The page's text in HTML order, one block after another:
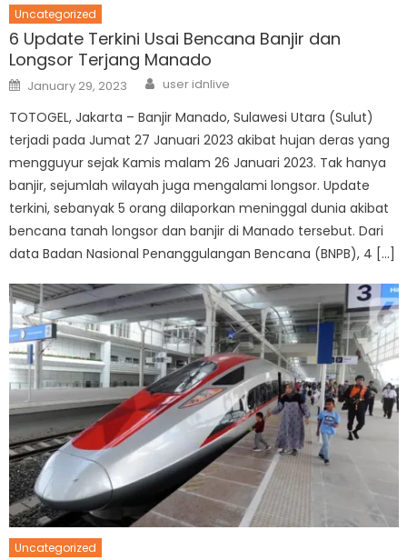
Uncategorized
6 Update Terkini Usai Bencana Banjir dan
Longsor Terjang Manado
Posted
on
January 29, 2023 Author
user idnlive
TOTOGEL, Jakarta – Banjir Manado, Sulawesi Utara (Sulut)
terjadi pada Jumat 27 Januari 2023 akibat hujan deras yang
mengguyur sejak Kamis malam 26 Januari 2023. Tak hanya
banjir, sejumlah wilayah juga mengalami longsor. Update
terkini, sebanyak 5 orang dilaporkan meninggal dunia akibat
bencana tanah longsor dan banjir di Manado tersebut. Dari
data Badan Nasional Penanggulangan Bencana (BNPB), 4 […]
Uncategorized